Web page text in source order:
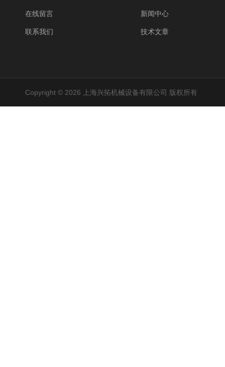
在线留言
联系我们
新闻中心
技术文章
Copyright © 2026 上海兴拓机械设备有限公司 版权所有